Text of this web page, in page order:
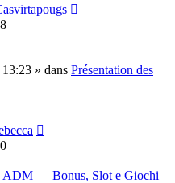
» dans Présentation des
ADM — Bonus, Slot e Giochi